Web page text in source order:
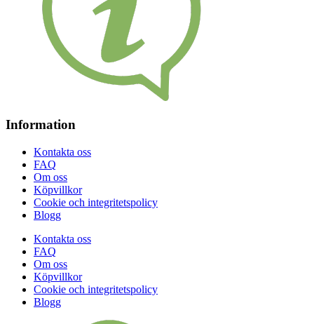
Information
Kontakta oss
FAQ
Om oss
Köpvillkor
Cookie och integritetspolicy
Blogg
Kontakta oss
FAQ
Om oss
Köpvillkor
Cookie och integritetspolicy
Blogg